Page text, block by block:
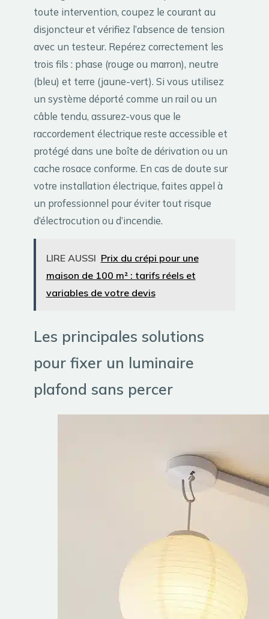
toute intervention, coupez le courant au
disjoncteur et vérifiez l’absence de tension
avec un testeur. Repérez correctement les
trois fils : phase (rouge ou marron), neutre
(bleu) et terre (jaune-vert). Si vous utilisez
un système déporté comme un rail ou un
câble tendu, assurez-vous que le
raccordement électrique reste accessible et
protégé dans une boîte de dérivation ou un
cache rosace conforme. En cas de doute sur
votre installation électrique, faites appel à
un professionnel pour éviter tout risque
d’électrocution ou d’incendie.
LIRE AUSSI Prix du crépi pour une
maison de 100 m² : tarifs réels et
variables de votre devis
Les principales solutions
pour fixer un luminaire
plafond sans percer